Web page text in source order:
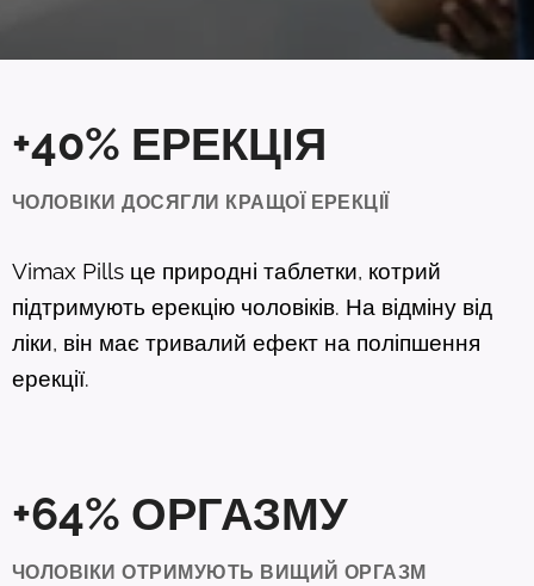
+40% ЕРЕКЦІЯ
ЧОЛОВІКИ ДОСЯГЛИ КРАЩОЇ ЕРЕКЦІЇ
Vimax Pills це природні таблетки, котрий
підтримують ерекцію чоловіків. На відміну від
ліки, він має тривалий ефект на поліпшення
ерекції.
+64% ОРГАЗМУ
ЧОЛОВІКИ ОТРИМУЮТЬ ВИЩИЙ ОРГАЗМ